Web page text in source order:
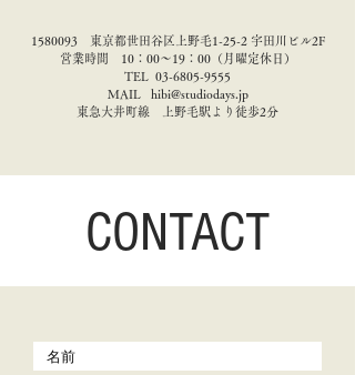
1580093東京都世田谷区上野毛1-25-2 宇田川ビル2F
営業時間 10：00〜19：00（月曜定休日）
TEL 03-6805-9555
MAIL hibi@studiodays.jp
東急大井町線 上野毛駅より徒歩2分
CONTACT